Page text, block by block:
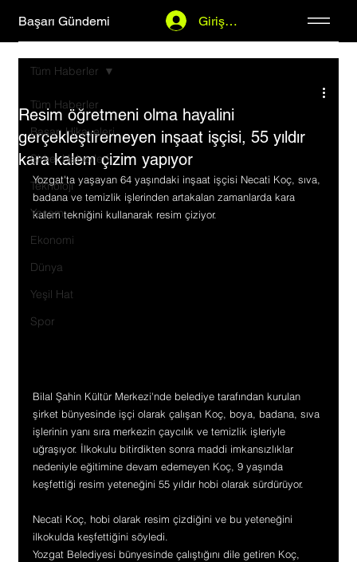
Başarı Gündemi Giriş Yap
Tüm Haberler
Başarı Hikayeleri
Şirket Haberleri
Teknoloji
Yaşam
Ekonomi
Dünya
Yeşil Hat
Spor
Tüm Haberler
Resim öğretmeni olma hayalini
gerçekleştiremeyen inşaat işçisi, 55 yıldır
kara kalem çizim yapıyor
Yozgat'ta yaşayan 64 yaşındaki inşaat işçisi Necati Koç, sıva,
badana ve temizlik işlerinden artakalan zamanlarda kara
kalem tekniğini kullanarak resim çiziyor.
Bilal Şahin Kültür Merkezi'nde belediye tarafından kurulan
şirket bünyesinde işçi olarak çalışan Koç, boya, badana, sıva
işlerinin yanı sıra merkezin çaycılık ve temizlik işleriyle
uğraşıyor. İlkokulu bitirdikten sonra maddi imkansızlıklar
nedeniyle eğitimine devam edemeyen Koç, 9 yaşında
keşfettiği resim yeteneğini 55 yıldır hobi olarak sürdürüyor.
Necati Koç, hobi olarak resim çizdiğini ve bu yeteneğini
ilkokulda keşfettiğini söyledi.
Yozgat Belediyesi bünyesinde çalıştığını dile getiren Koç,